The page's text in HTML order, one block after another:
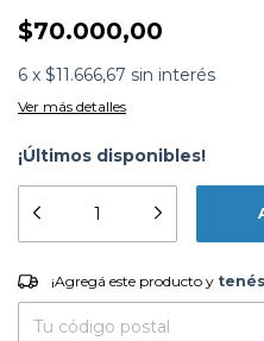
$70.000,00
6 x $11.666,67 sin interés
Ver más detalles
¡Últimos disponibles!
¡Agregá este producto
¡Agregá este producto y
Formato:
LIBROS
Editorial:
Del Fondo Editorial
Encuadernación:Tapa Blanda
ISBN:9789878978734
N°Páginas:
Fecha Publicación:09/2023